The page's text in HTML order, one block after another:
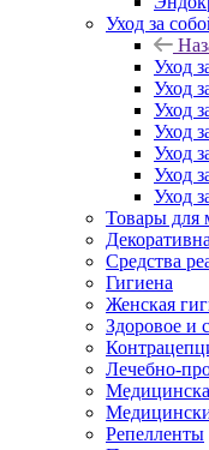
Уход за
Уход
Уход
Уход
Уход
Уход
Уход
Уход
Товары
Средства
Гигиена
Женская
Здоровое и
Лечебно-
Репелленты